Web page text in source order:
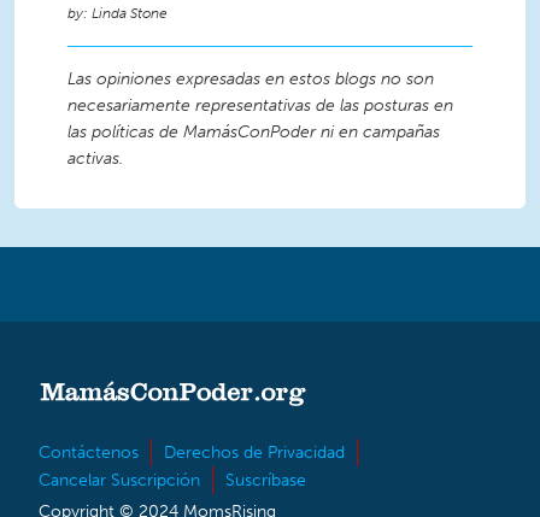
Linda Stone
Las opiniones expresadas en estos blogs no son
necesariamente representativas de las posturas en
las políticas de MamásConPoder ni en campañas
activas.
Contáctenos
Derechos de Privacidad
Cancelar Suscripción
Suscríbase
Copyright © 2024 MomsRising